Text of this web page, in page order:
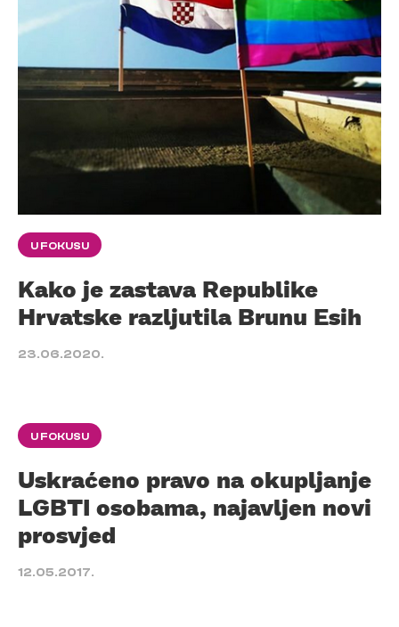
U FOKUSU
Kako je zastava Republike
Hrvatske razljutila Brunu Esih
23.06.2020.
U FOKUSU
Uskraćeno pravo na okupljanje
LGBTI osobama, najavljen novi
prosvjed
12.05.2017.